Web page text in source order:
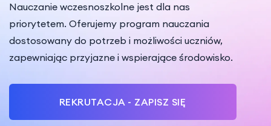
Nauczanie wczesnoszkolne jest dla nas
priorytetem. Oferujemy program nauczania
dostosowany do potrzeb i możliwości uczniów,
zapewniając przyjazne i wspierające środowisko.
REKRUTACJA - ZAPISZ SIĘ